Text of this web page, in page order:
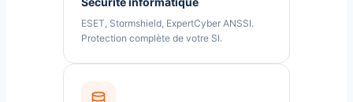
ESET, Stormshield, ExpertCyber ANSSI.
Protection complète de votre SI.